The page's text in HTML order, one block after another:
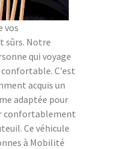
vos
sûrs. Notre
qui voyage
confortable. C'est
acquis un
adaptée pour
confortablement
Ce véhicule
à Mobilité